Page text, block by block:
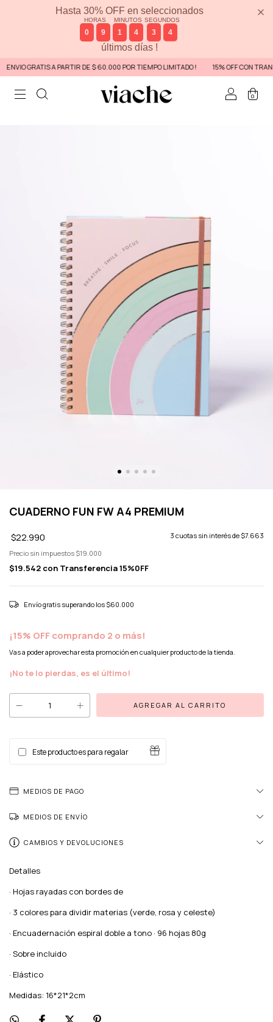
Hasta 30% OFF en seleccionados
HORAS
0 9
MINUTOS
1 4
SEGUNDOS
3 4
últimos días !
GRATIS A PARTIR DE $ 60.000 POR TIEMPO LIMITADO ! 15% OFF CON
0
CUADERNO FUN FW A4 PREMIUM
$22.990 3 cuotas sin interés de $7.663
Precio sin impuestos $19.000
$19.542 con Transferencia 15%0FF
Envío gratis superando los $60.000
¡15% OFF comprando 2 o más!
Vas a poder aprovechar esta promoción en cualquier producto de la tienda.
¡No te lo pierdas, es el último!
Este producto es para regalar
MEDIOS DE PAGO
MEDIOS DE ENVÍO
CAMBIOS Y DEVOLUCIONES
Detalles
· Hojas rayadas con bordes de
· 3 colores para dividir materias (verde, rosa y celeste)
· Encuadernación espiral doble a tono · 96 hojas 80g
· Sobre incluido
· Elástico
Medidas: 16*21*2cm